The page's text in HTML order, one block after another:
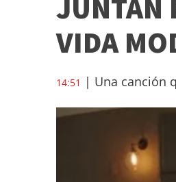
JUNTAN
VIDA
14:51 | Una canción